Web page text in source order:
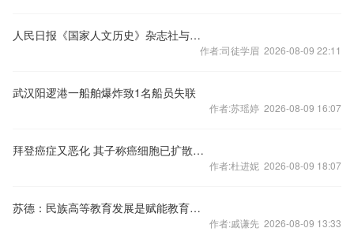
人民日报《国家人文历史》杂志社与爱尚传媒签署战略合作协议 联合出品《中国好诗歌》
作者:司徒学眉 2026-08-09 22:11
武汉阳逻港一船舶爆炸致1名船员失联
作者:苏瑶婷 2026-08-09 16:07
拜登癌症又恶化 其子称癌细胞已扩散到骨骼外
作者:杜进妮 2026-08-09 18:07
苏德：民族高等教育发展是赋能教育强国建设的关键
作者:戚谦先 2026-08-09 13:33